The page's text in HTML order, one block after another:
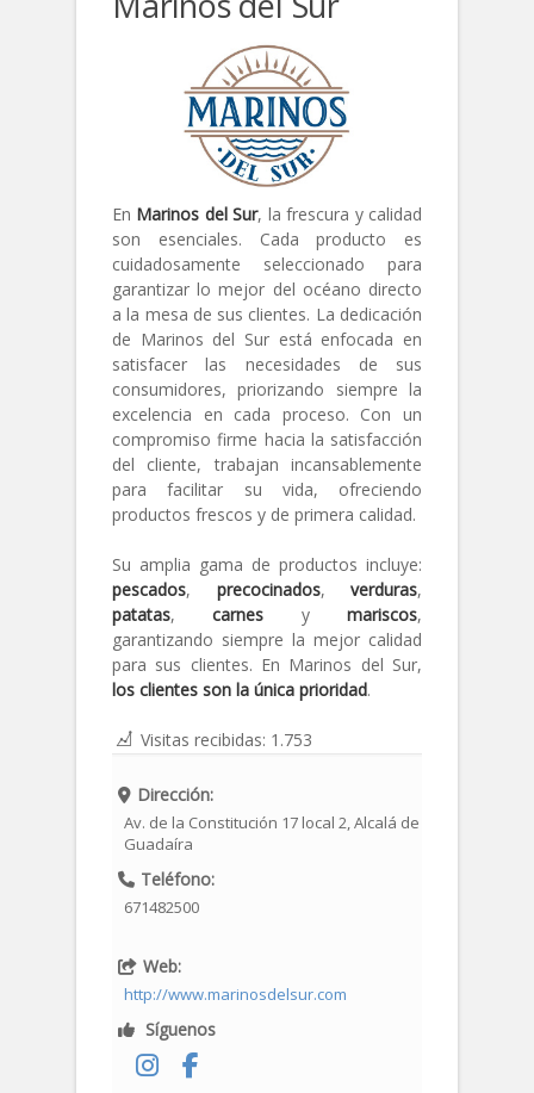
En Marinos del Sur, la frescura y calidad
son esenciales. Cada producto es
cuidadosamente seleccionado para
garantizar lo mejor del océano directo
a la mesa de sus clientes. La dedicación
de Marinos del Sur está enfocada en
satisfacer las necesidades de sus
consumidores, priorizando siempre la
excelencia en cada proceso. Con un
compromiso firme hacia la satisfacción
del cliente, trabajan incansablemente
para facilitar su vida, ofreciendo
productos frescos y de primera calidad.
Su amplia gama de productos incluye:
pescados, precocinados, verduras,
patatas,carnes ymariscos,
garantizando siempre la mejor calidad
para sus clientes. En Marinos del Sur,
los clientes son la única prioridad.
Visitas recibidas: 1.753
Dirección:
Av. de la Constitución 17 local 2,Alcalá de
Guadaíra
Teléfono:
671482500
Web:
http://www.marinosdelsur.com
Síguenos